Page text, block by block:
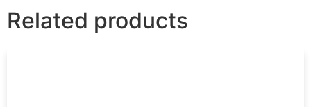
Related products